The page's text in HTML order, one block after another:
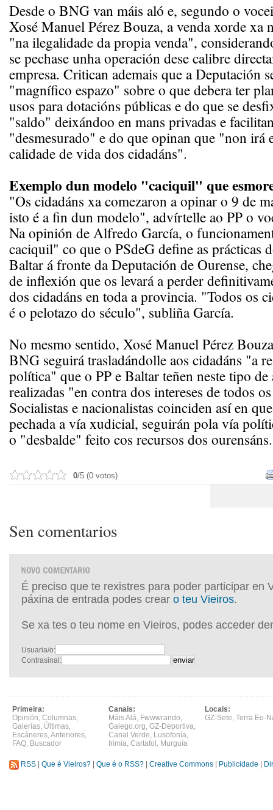
Desde o BNG van máis aló e, segundo o
Xosé Manuel Pérez Bouza, a venda xorde xa
"na ilegalidade da propia venda",
se pechase unha operación dese calibre
empresa. Critican ademais que a Deputación
"magnífico espazo" sobre o que debera ter
usos para dotacións públicas e do que se
"saldo" deixándoo en mans privadas e
"desmesurado" e do que opinan que "non irá
calidade de vida dos cidadáns".
Exemplo dun modelo "caciquil" que
"Os cidadáns xa comezaron a opinar o 9 de
isto é a fin dun modelo", advírtelle ao PP o
Na opinión de Alfredo García, o
caciquil" co que o PSdeG define as prácticas
Baltar á fronte da Deputación de Ourense,
de inflexión que os levará a perder
dos cidadáns en toda a provincia. "Todos os
é o pelotazo do século", subliña García.
No mesmo sentido, Xosé Manuel Pérez
BNG seguirá trasladándolle aos cidadáns "a
política" que o PP e Baltar teñen neste tipo de
realizadas "en contra dos intereses de todos
Socialistas e nacionalistas coinciden así en
pechada a vía xudicial, seguirán pola vía
o "desbalde" feito cos recursos dos ourensáns.
0/5 (0 votos)
Sen comentarios
É preciso que te rexistres para poder participar en
páxina de entrada podes crear o teu Vieiros.
Se xa tes o teu nome en Vieiros, podes acceder
Usuaria/o:
Contrasinal:
Primeira:
Opinión, Columnas,
Galerías, Últimas,
Escáneres,Anteriores,
FAQ, Buscador
Canais:
Máis Alá, Fwwwrando,
Galego.org, GZ-Deportiva,
Canal Verde, Lusofonía,
Irimia, Cartafol , Murguía
Locais:
GZ-Sete, Terra Eo-
RSS Que é Vieiros? Que é o RSS? Creative Commons Publicidade